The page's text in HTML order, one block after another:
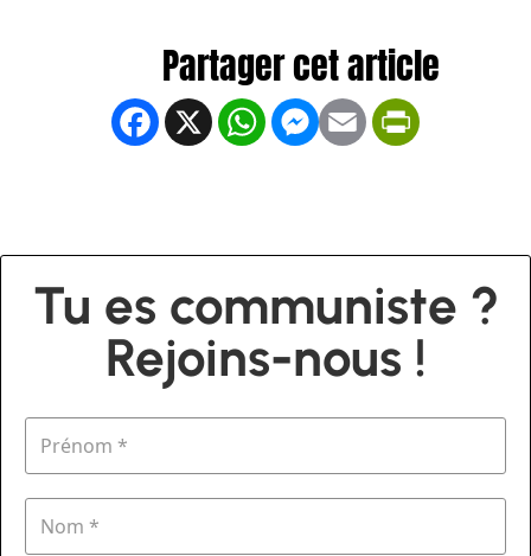
Facebook
X WhatsApp
Messenger
Email
Tu es communiste ?
Rejoins-nous !